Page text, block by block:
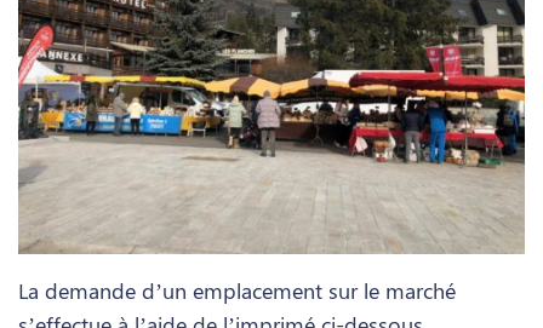
La demande d’un emplacement sur le marché